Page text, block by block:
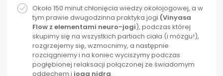
Około 150 minut chłonięcia wiedzy okołojogowej, a w
tym prawie dwugodzinna praktyka jogi (Vinyasa
Flow z elementami neuro-jogi), podczas której
skupimy się na wszystkich partiach ciała (i mózgu!),
rozgrzejemy się, wzmocnimy, a następnie
rozciągniemy i na koniec wyciszymy podczas
pogłębionej relaksacji połączonej ze świadomym
oddechem i jogą nidrą.